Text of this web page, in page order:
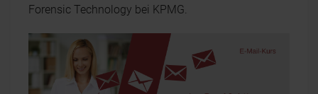
Forensic Technology bei KPMG.